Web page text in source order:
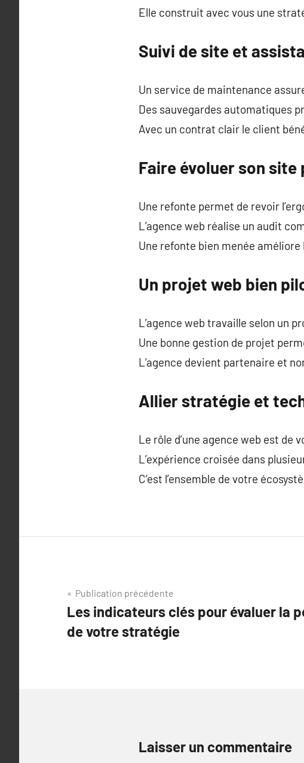
Elle construit avec vous une
Suivi de site et
Un service de maintenance
Des sauvegardes automatiques
Avec un contrat clair le client
Faire évoluer son
Une refonte permet de revoir
L’agence web réalise un audit
Une refonte bien menée
Un projet web bien
L’agence web travaille selon un
Une bonne gestion de projet
L’agence devient partenaire et
Allier stratégie et
Le rôle d’une agence web est
L’expérience croisée dans
C’est l’ensemble de votre
Navigation
de
l’article
Publication précédente
Les indicateurs clés pour évaluer la
de votre stratégie
Laisser un commentaire